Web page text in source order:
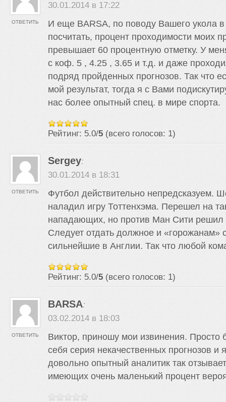
30.01.2014 в 17:22
И еще BARSA, по поводу Вашего укола
посчитать, процент проходимости моих
превышает 60 процентную отметку. У
с коф. 5 , 4.25 , 3.65 и т.д. и даже
подряд пройденных прогнозов. Так что
мой результат, тогда я с Вами
нас более опытный спец. в мире спорта.
Рейтинг: 5.0/5 (всего голосов: 1)
ОТВЕТИТЬ
Sergey:
30.01.2014 в 18:31
Футбол действительно непредсказуем.
наладил игру Тоттенхэма. Перешел на
нападающих, но против Ман Сити решил
Следует отдать должное и «горожанам»
сильнейшие в Англии. Так что любой
Рейтинг: 5.0/5 (всего голосов: 1)
ОТВЕТИТЬ
BARSA:
03.02.2014 в 18:03
Виктор, приношу мои извинения. Просто
себя серия некачественных прогнозов и
довольно опытный аналитик так
имеющих очень маленький процент
ОТВЕТИТЬ